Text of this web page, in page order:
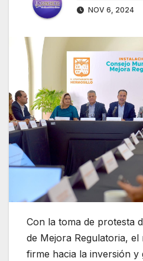
NOV 6, 2024
Con la toma de protesta
de Mejora Regulatoria,
firme hacia la inversión y